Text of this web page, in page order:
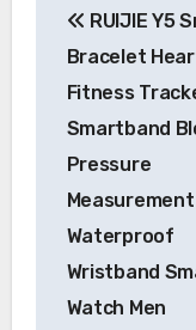
de
entradas
RUIJIE Y5
Bracelet
Fitness
Smartband
Pressure
Measurement
Waterproof
Wristband
Watch Men